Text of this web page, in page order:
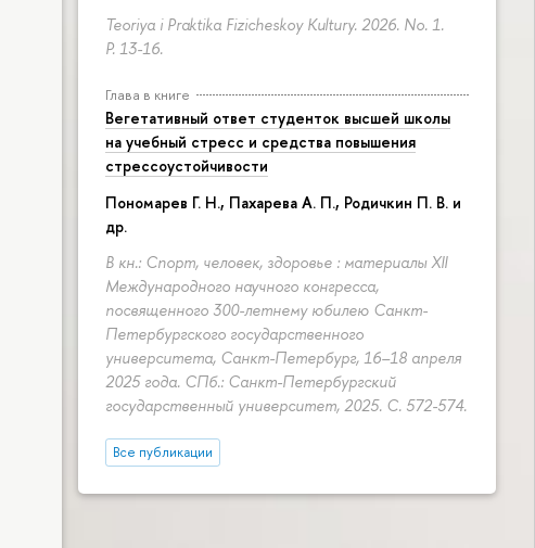
Teoriya i Praktika Fizicheskoy Kultury. 2026. No. 1.
P. 13-16.
Глава в книге
Вегетативный ответ студенток высшей школы
на учебный стресс и средства повышения
стрессоустойчивости
Пономарев Г. Н., Пахарева А. П., Родичкин П. В. и
др.
В кн.: Спорт, человек, здоровье : материалы XII
Международного научного конгресса,
посвященного 300-летнему юбилею Санкт-
Петербургского государственного
университета, Санкт-Петербург, 16–18 апреля
2025 года. СПб.: Санкт-Петербургский
государственный университет, 2025. С. 572-574.
Все публикации